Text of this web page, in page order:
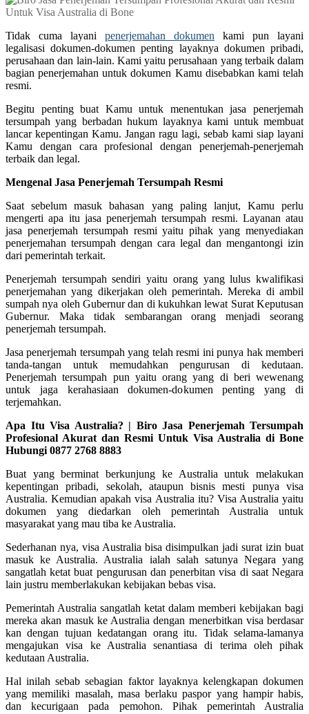
Tidak cuma layani penerjemahan dokumen kami pun layani
legalisasi dokumen-dokumen penting layaknya dokumen pribadi,
perusahaan dan lain-lain. Kami yaitu perusahaan yang terbaik dalam
bagian penerjemahan untuk dokumen Kamu disebabkan kami telah
resmi.
Begitu penting buat Kamu untuk menentukan jasa penerjemah
tersumpah yang berbadan hukum layaknya kami untuk membuat
lancar kepentingan Kamu. Jangan ragu lagi, sebab kami siap layani
Kamu dengan cara profesional dengan penerjemah-penerjemah
terbaik dan legal.
Mengenal Jasa Penerjemah Tersumpah Resmi
Saat sebelum masuk bahasan yang paling lanjut, Kamu perlu
mengerti apa itu jasa penerjemah tersumpah resmi. Layanan atau
jasa penerjemah tersumpah resmi yaitu pihak yang menyediakan
penerjemahan tersumpah dengan cara legal dan mengantongi izin
dari pemerintah terkait.
Penerjemah tersumpah sendiri yaitu orang yang lulus kwalifikasi
penerjemahan yang dikerjakan oleh pemerintah. Mereka di ambil
sumpah nya oleh Gubernur dan di kukuhkan lewat Surat Keputusan
Gubernur. Maka tidak sembarangan orang menjadi seorang
penerjemah tersumpah.
Jasa penerjemah tersumpah yang telah resmi ini punya hak memberi
tanda-tangan untuk memudahkan pengurusan di kedutaan.
Penerjemah tersumpah pun yaitu orang yang di beri wewenang
untuk jaga kerahasiaan dokumen-dokumen penting yang di
terjemahkan.
Apa Itu Visa Australia? | Biro Jasa Penerjemah Tersumpah
Profesional Akurat dan Resmi Untuk Visa Australia di Bone
Hubungi 0877 2768 8883
Buat yang berminat berkunjung ke Australia untuk melakukan
kepentingan pribadi, sekolah, ataupun bisnis mesti punya visa
Australia. Kemudian apakah visa Australia itu? Visa Australia yaitu
dokumen yang diedarkan oleh pemerintah Australia untuk
masyarakat yang mau tiba ke Australia.
Sederhanan nya, visa Australia bisa disimpulkan jadi surat izin buat
masuk ke Australia. Australia ialah salah satunya Negara yang
sangatlah ketat buat pengurusan dan penerbitan visa di saat Negara
lain justru memberlakukan kebijakan bebas visa.
Pemerintah Australia sangatlah ketat dalam memberi kebijakan bagi
mereka akan masuk ke Australia dengan menerbitkan visa berdasar
kan dengan tujuan kedatangan orang itu. Tidak selama-lamanya
mengajukan visa ke Australia senantiasa di terima oleh pihak
kedutaan Australia.
Hal inilah sebab sebagian faktor layaknya kelengkapan dokumen
yang memiliki masalah, masa berlaku paspor yang hampir habis,
dan kecurigaan pada pemohon. Pihak pemerintah Australia